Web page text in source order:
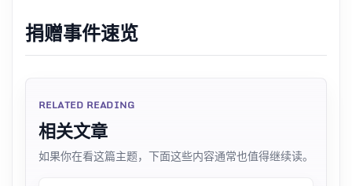
捐赠事件速览
RELATED READING
相关文章
如果你在看这篇主题，下面这些内容通常也值得继续读。